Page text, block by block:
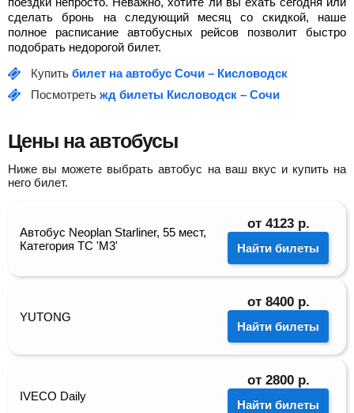
сделать бронь на следующий месяц со скидкой, наше
полное расписание автобусных рейсов позволит быстро
подобрать недорогой билет.
Купить билет на автобус Сочи – Кисловодск
Посмотреть жд билеты Кисловодск – Сочи
Цены на автобусы
Ниже вы можете выбрать автобус на ваш вкус и купить на
него билет.
Автобус Neoplan Starliner, 55 мест,
Категория ТС 'М3'
от 4123 р.
Найти билеты
YUTONG
от 8400 р.
Найти билеты
IVECO Daily
от 2800 р.
Найти билеты